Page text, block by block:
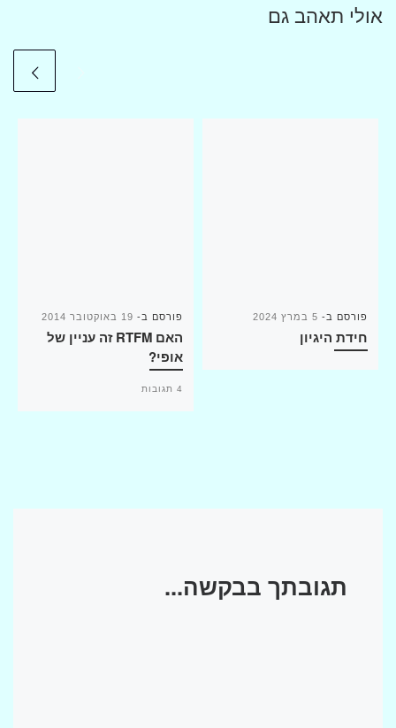
אולי תאהב גם
פורסם ב- 5 במרץ 2024
חידת היגיון
פורסם ב- 19 באוקטובר 2014
האם RTFM זה עניין של
אופי?
4 תגובות
תגובתך בבקשה...